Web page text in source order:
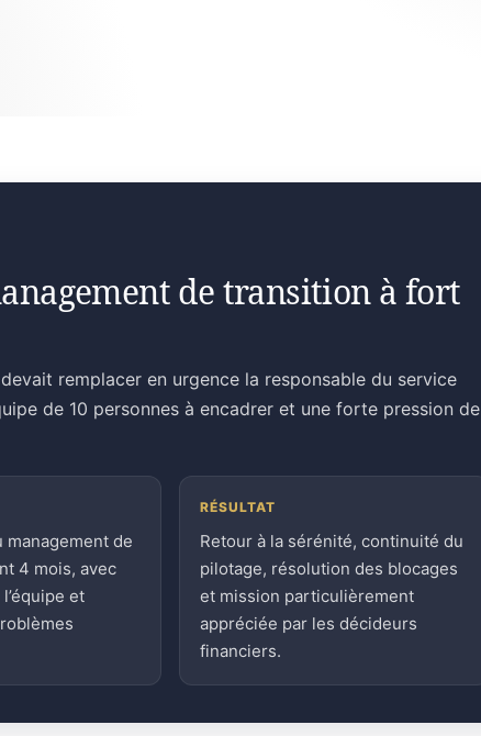
de transition à fort
remplacer en urgence la responsable du service
de 10 personnes à encadrer et une forte pression de
management de
4 mois, avec
et
RÉSULTAT
Retour à la sérénité, continuité du
pilotage, résolution des blocages
et mission particulièrement
appréciée par les décideurs
financiers.